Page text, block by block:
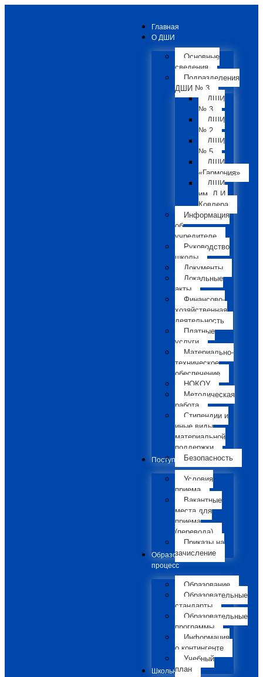
Главная
О ДШИ
Основные
сведения
Подразделения
ДШИ № 3
ДШИ
№ 3
ДШИ
№ 2
ДШИ
№ 5
ДШИ
«Гармония»
ДШИ
им. Л.И.
Ковлера
Информация
об
учредителе
Руководство
школы
Документы
Локальные
акты
Финансово-
хозяйственная
деятельность
Платные
услуги
Материально-
техническое
обеспечение
НОКОУ
Методическая
работа
Стипендии и
иные виды
материальной
поддержки
Безопасность
Поступающим
Условия
приема
Вакантные
места для
приема
(перевода)
Приказы на
зачисление
Образовательный
процесс
Образование
Образовательные
стандарты
Образовательные
программы
Информация
о контингенте
Учебный
план
Школьная